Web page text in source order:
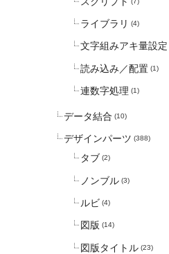
ライブラリ (4)
文字組みアキ量設定
読み込み／配置 (1)
連数字処理 (1)
データ結合 (10)
デザインパーツ (388)
タブ (2)
ノンブル (3)
ルビ (4)
図版 (14)
図版タイトル (23)